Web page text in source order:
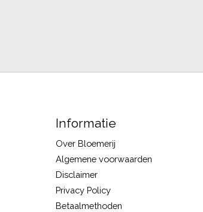
Informatie
Over Bloemerij
Algemene voorwaarden
Disclaimer
Privacy Policy
Betaalmethoden